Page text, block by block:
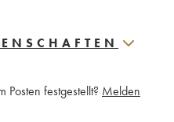
Posten festgestellt? Melden